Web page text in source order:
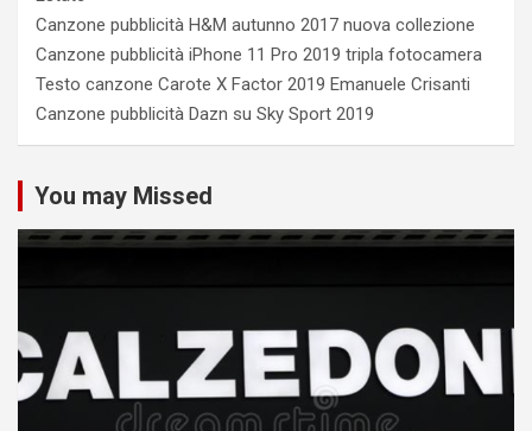
Canzone pubblicità H&M autunno 2017 nuova collezione
Canzone pubblicità iPhone 11 Pro 2019 tripla fotocamera
Testo canzone Carote X Factor 2019 Emanuele Crisanti
Canzone pubblicità Dazn su Sky Sport 2019
You may Missed